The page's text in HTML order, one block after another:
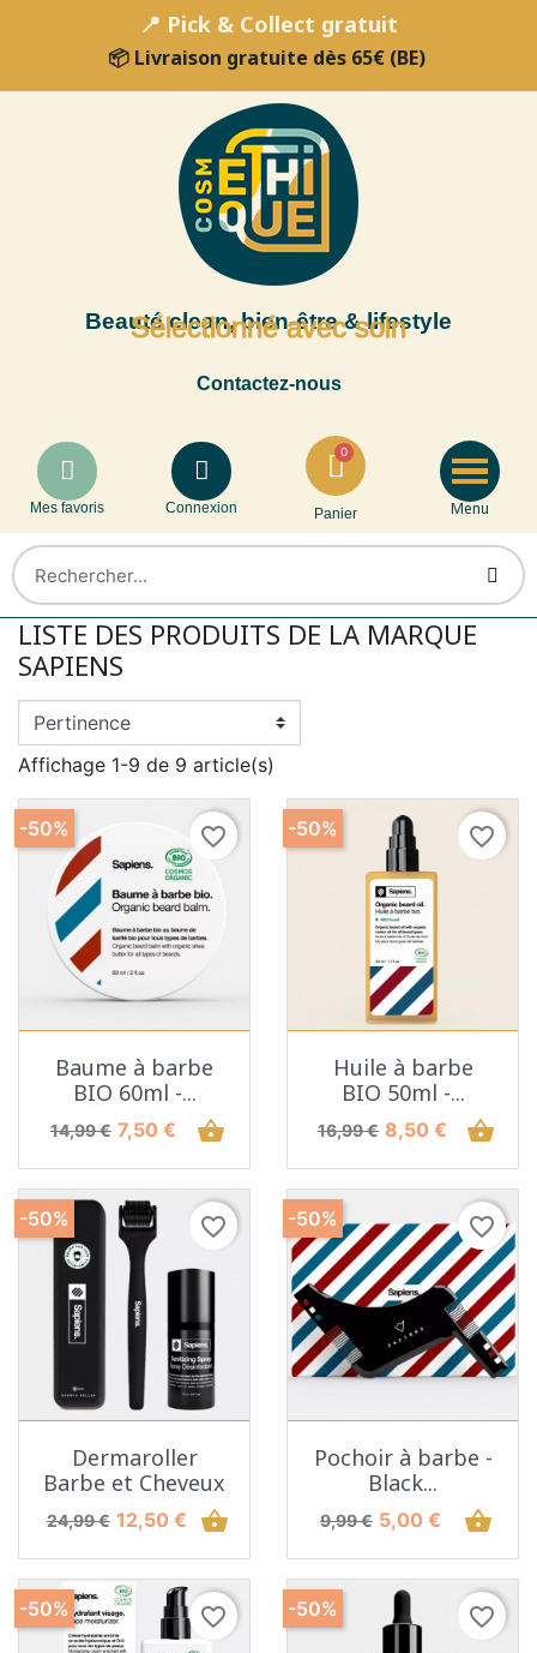
📍 Pick & Collect gratuit
📦 Livraison gratuite dès 65€ (BE)
Beauté clean, bien-être & lifestyle
Sélectionné avec soin
Contactez-nous
Mes favoris Connexion Panier Menu
LISTE DES PRODUITS DE LA MARQUE
SAPIENS
Affichage 1-9 de 9 article(s)
favorite_border
Baume à barbe
BIO 60ml -...
Prix de base
14,99 € Prix
7,50 € shopping_basket
-50% favorite_border
Huile à barbe
BIO 50ml -...
Prix de base
16,99 € Prix
8,50 € shopping_basket
-50%
favorite_border
Dermaroller
Barbe et Cheveux
Prix de base
24,99 € Prix
12,50 € shopping_basket
-50% favorite_border
Pochoir à barbe -
Black...
Prix de base
9,99 € Prix
5,00 € shopping_basket
-50%
favorite_border
-50% favorite_border
-50%